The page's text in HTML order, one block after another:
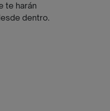
te harán
dentro.